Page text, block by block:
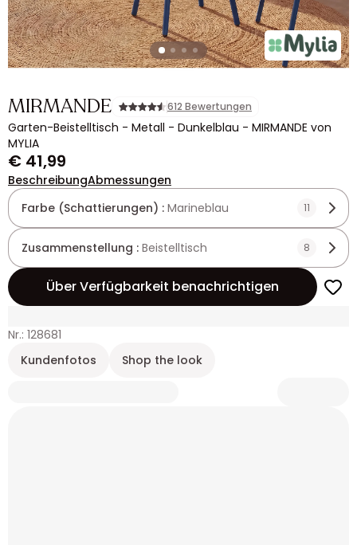
MIRMANDE 612 Bewertungen
Garten-Beistelltisch - Metall - Dunkelblau - MIRMANDE von
MYLIA
€ 41,99
BeschreibungAbmessungen
Farbe (Schattierungen) : Marineblau 11
Zusammenstellung : Beistelltisch 8
Über Verfügbarkeit benachrichtigen
Nr.: 128681
Kundenfotos
Shop the look